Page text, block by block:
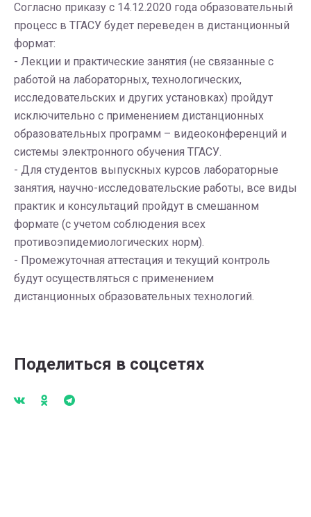
Согласно приказу с 14.12.2020 года образовательный
процесс в ТГАСУ будет переведен в дистанционный
формат:
- Лекции и практические занятия (не связанные с
работой на лабораторных, технологических,
исследовательских и других установках) пройдут
исключительно с применением дистанционных
образовательных программ – видеоконференций и
системы электронного обучения ТГАСУ.
- Для студентов выпускных курсов лабораторные
занятия, научно-исследовательские работы, все виды
практик и консультаций пройдут в смешанном
формате (с учетом соблюдения всех
противоэпидемиологических норм).
- Промежуточная аттестация и текущий контроль
будут осуществляться с применением
дистанционных образовательных технологий.
Поделиться в соцсетях